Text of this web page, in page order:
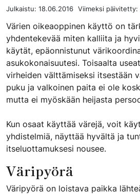
Julkaistu: 18.06.2016 Viimeksi päivitetty:
Värien oikeaoppinen käyttö on
yhdentekevää miten kalliita ja
käytät, epäonnistunut
asukokonaisuutesi. Toisaalta
virheiden välttämiseksi itsestään
puku ja valkoinen paita ei ole
mutta ei myöskään heijasta
Kun osaat käyttää värejä, voit
yhdistelmiä, näyttää hyvältä ja
itseluottamuksesi nousee.
Väripyörä
Väripyörä on loistava paikka